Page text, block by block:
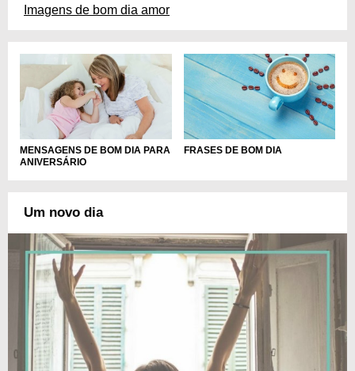
Imagens de bom dia amor
MENSAGENS DE BOM DIA PARA
ANIVERSÁRIO
FRASES DE BOM DIA
Um novo dia